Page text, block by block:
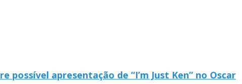
possível apresentação de “I’m Just Ken” no Oscar